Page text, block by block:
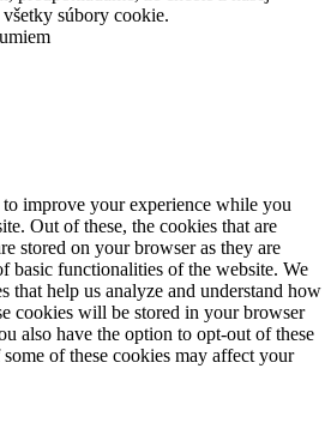
súbory cookie.
improve your experience while you
Out of these, the cookies that are
stored on your browser as they are
basic functionalities of the website. We
that help us analyze and understand how
cookies will be stored in your browser
also have the option to opt-out of these
of these cookies may affect your